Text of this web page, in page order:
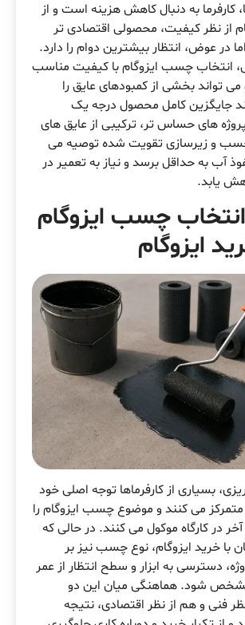
کارفرما به دنبال کاهش هزینه است و از
از نظر کیفیت، محصولی اقتصادی تر
در عوض، انتظار بیشترین دوام را دارد.
انتخاب چسب ایزوگام با کیفیت مناسب
تواند بخشی از کمبودهای عایق را
جایگزین کامل محصول درجه یک
های حساس تر، ترکیبی از عایق های
چسب و زیرسازی تقویت شده توصیه می
آب به حداقل برسد و نیاز به تعمیر در
یابد.
چسب ایزوگام
ایزوگام
بسیاری از کارفرماها توجه اصلی خود
متمرکز می کنند و موضوع چسب ایزوگام را
در کارگاه موکول می کنند. در حالی که
با خرید ایزوگام، نوع چسب نیز بر
دسترسی به ابزار و سطح انتظار از عمر
شود. هماهنگی میان این دو
فنی و هم از نظر اقتصادی، نتیجه